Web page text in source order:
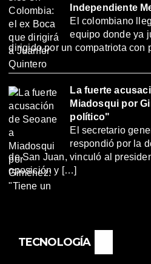
Independiente
El colombiano
equipo donde ya
dirigido por un compatriota con
La fuerte
Miadosqui por
político"
El secretario
respondió por la
de San Juan, vinculó al
oposición y […]
TECNOLOGÍA